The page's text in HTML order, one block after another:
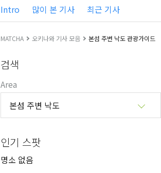
Intro 많이 본 기사 최근 기사
MATCHA 오키나와 기사 모음 본섬 주변 낙도 관광가이드
검색
Area
본섬 주변 낙도
인기 스팟
명소 없음